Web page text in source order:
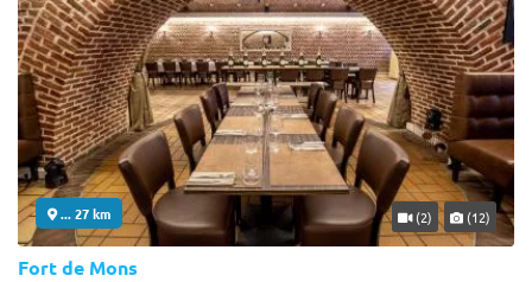
... 27 km (2) (12)
Fort de Mons